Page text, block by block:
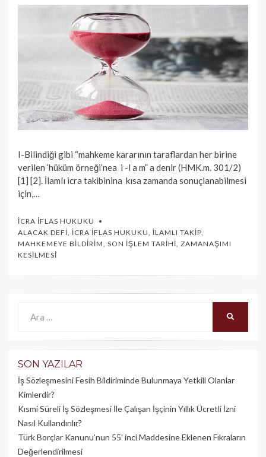
I-Bilindiği gibi “mahkeme kararının taraflardan her birine
verilen ‘hüküm örneği’nea i -l a m” a denir (HMK.m. 301/2)
[1] [2]. İlamlı icra takibinina kısa zamanda sonuçlanabilmesi
için,…
İCRA İFLAS HUKUKU
ALACAK DEFI İCRA İFLAS HUKUKU İLAMLI TAKIP
MAHKEMEYE BILDIRIM SON İŞLEM TARIHI ZAMANAŞIMI
KESILMESI
SON YAZILAR
İş Sözleşmesini Fesih Bildiriminde Bulunmaya Yetkili Olanlar
Kimlerdir?
Kısmi Süreli İş Sözleşmesi İle Çalışan İşçinin Yıllık Üc­retli İzni
Nasıl Kullandırılır?
Türk Borçlar Kanunu’nun 55’ inci Maddesine Eklenen Fıkraların
Değerlendirilmesi